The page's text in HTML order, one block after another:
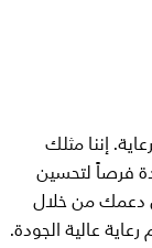
إننا مثلك
فرصاً لتحسين
دعمك من خلال
عالية الجودة.